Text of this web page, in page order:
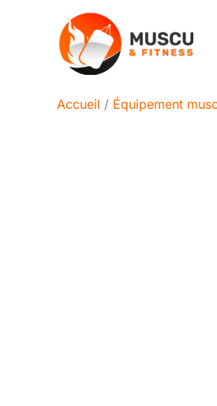
Accueil Équipement